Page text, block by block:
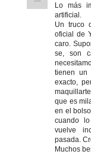
Lo más
artificial.
Un truco
oficial de
caro.
se, son
tienen un
exacto,
que es
en el
cuando
vuelve
pasada.
Muchos